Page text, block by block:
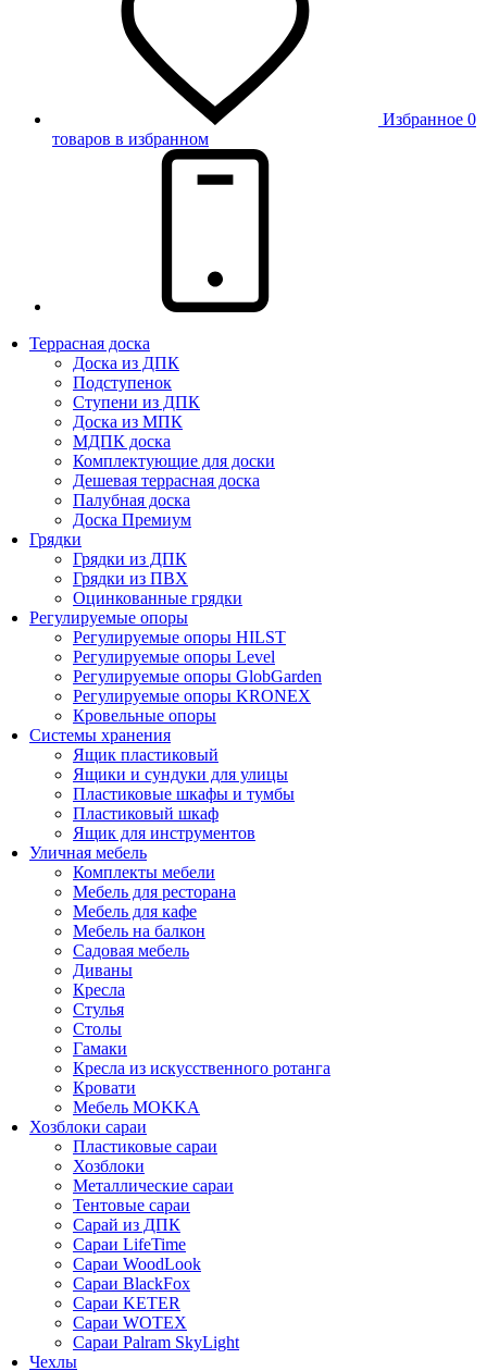
Избранное 0
товаров в избранном
Террасная доска
Доска из ДПК
Подступенок
Ступени из ДПК
Доска из МПК
МДПК доска
Комплектующие для доски
Дешевая террасная доска
Палубная доска
Доска Премиум
Грядки
Грядки из ДПК
Грядки из ПВХ
Оцинкованные грядки
Регулируемые опоры
Регулируемые опоры HILST
Регулируемые опоры Level
Регулируемые опоры GlobGarden
Регулируемые опоры KRONEX
Кровельные опоры
Системы хранения
Ящик пластиковый
Ящики и сундуки для улицы
Пластиковые шкафы и тумбы
Пластиковый шкаф
Ящик для инструментов
Уличная мебель
Комплекты мебели
Мебель для ресторана
Мебель для кафе
Мебель на балкон
Садовая мебель
Диваны
Кресла
Стулья
Столы
Гамаки
Кресла из искусственного ротанга
Кровати
Мебель MOKKA
Хозблоки сараи
Пластиковые сараи
Хозблоки
Металлические сараи
Тентовые сараи
Сарай из ДПК
Cараи LifeTime
Cараи WoodLook
Сараи BlackFox
Сараи KETER
Сараи WOTEX
Сараи Palram SkyLight
Чехлы